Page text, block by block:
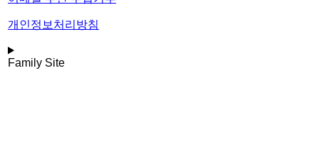
개인정보처리방침
Family Site